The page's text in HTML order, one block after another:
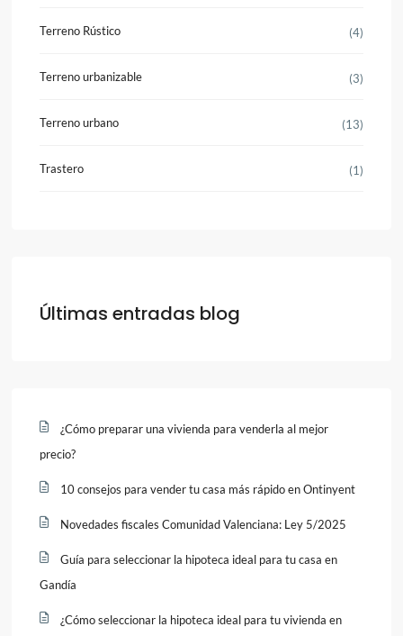
Terreno Rústico (4)
Terreno urbanizable (3)
Terreno urbano (13)
Trastero (1)
Últimas entradas blog
¿Cómo preparar una vivienda para venderla al mejor
precio?
10 consejos para vender tu casa más rápido en Ontinyent
Novedades fiscales Comunidad Valenciana: Ley 5/2025
Guía para seleccionar la hipoteca ideal para tu casa en
Gandía
¿Cómo seleccionar la hipoteca ideal para tu vivienda en